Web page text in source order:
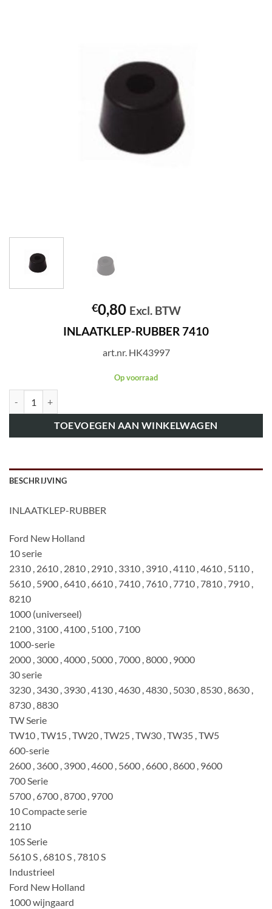
€0,80 Excl. BTW
INLAATKLEP-RUBBER 7410
art.nr. HK43997
Op voorraad
TOEVOEGEN AAN WINKELWAGEN
BESCHRIJVING
INLAATKLEP-RUBBER
Ford New Holland
10 serie
2310 , 2610 , 2810 , 2910 , 3310 , 3910 , 4110 , 4610 , 5110 ,
5610 , 5900 , 6410 , 6610 , 7410 , 7610 , 7710 , 7810 , 7910 ,
8210
1000 (universeel)
2100 , 3100 , 4100 , 5100 , 7100
1000-serie
2000 , 3000 , 4000 , 5000 , 7000 , 8000 , 9000
30 serie
3230 , 3430 , 3930 , 4130 , 4630 , 4830 , 5030 , 8530 , 8630 ,
8730 , 8830
TW Serie
TW10 , TW15 , TW20 , TW25 , TW30 , TW35 , TW5
600-serie
2600 , 3600 , 3900 , 4600 , 5600 , 6600 , 8600 , 9600
700 Serie
5700 , 6700 , 8700 , 9700
10 Compacte serie
2110
10S Serie
5610 S , 6810 S , 7810 S
Industrieel
Ford New Holland
1000 wijngaard